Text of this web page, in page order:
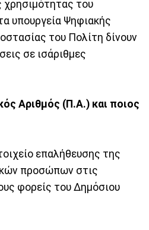
χρησιμότητας του
υπουργεία Ψηφιακής
του Πολίτη δίνουν
σε ισάριθμες
Αριθμός (Π.Α.) και ποιος
επαλήθευσης της
προσώπων στις
φορείς του Δημόσιου